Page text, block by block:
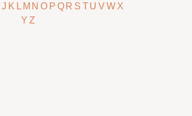
IJ K L M NO P Q R S TUVW X
Y Z